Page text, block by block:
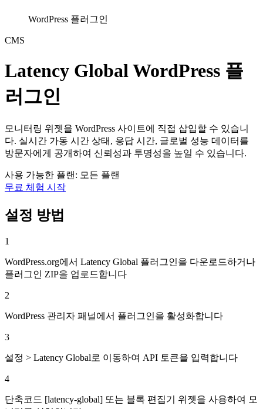
WordPress 플러그인
CMS
Latency Global WordPress 플
러그인
모니터링 위젯을 WordPress 사이트에 직접 삽입할 수 있습니
다. 실시간 가동 시간 상태, 응답 시간, 글로벌 성능 데이터를
방문자에게 공개하여 신뢰성과 투명성을 높일 수 있습니다.
사용 가능한 플랜: 모든 플랜
무료 체험 시작
설정 방법
1
WordPress.org에서 Latency Global 플러그인을 다운로드하거나
플러그인 ZIP을 업로드합니다
2
WordPress 관리자 패널에서 플러그인을 활성화합니다
3
설정 > Latency Global로 이동하여 API 토큰을 입력합니다
4
단축코드 [latency-global] 또는 블록 편집기 위젯을 사용하여 모